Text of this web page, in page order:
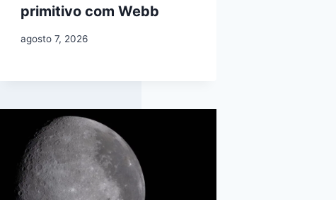
primitivo com Webb
agosto 7, 2026